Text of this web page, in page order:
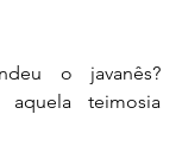
o javanês?
teimosia